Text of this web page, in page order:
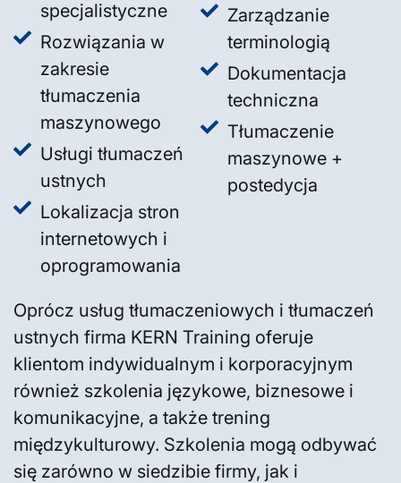
specjalistyczne
Rozwiązania w
zakresie
tłumaczenia
maszynowego
Usługi tłumaczeń
ustnych
Lokalizacja stron
internetowych i
oprogramowania
Zarządzanie
terminologią
Dokumentacja
techniczna
Tłumaczenie
maszynowe +
postedycja
Oprócz usług tłumaczeniowych i tłumaczeń
ustnych firma KERN Training oferuje
klientom indywidualnym i korporacyjnym
również szkolenia językowe, biznesowe i
komunikacyjne, a także trening
międzykulturowy. Szkolenia mogą odbywać
się zarówno w siedzibie firmy, jak i